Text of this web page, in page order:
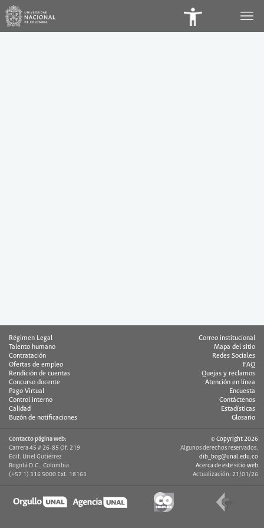
Régimen Legal
Talento humano
Contratación
Ofertas de empleo
Rendición de cuentas
Concurso docente
Pago Virtual
Control interno
Calidad
Buzón de notificaciones
Correo institucional
Mapa del sitio
Redes Sociales
FAQ
Quejas y reclamos
Atención en línea
Encuesta
Contáctenos
Estadísticas
Glosario
Contacto página web:
Carrera 45 # 26-85 Of. 219
Edif. Uriel Gutiérrez
Bogotá D.C., Colombia
(+57 1) 316 5000 Ext. 18163
© Copyright 2026
Algunos derechos reservados.
dib_bog@unal.edu.co
Acerca de este sitio web
Actualización: 21/01/26